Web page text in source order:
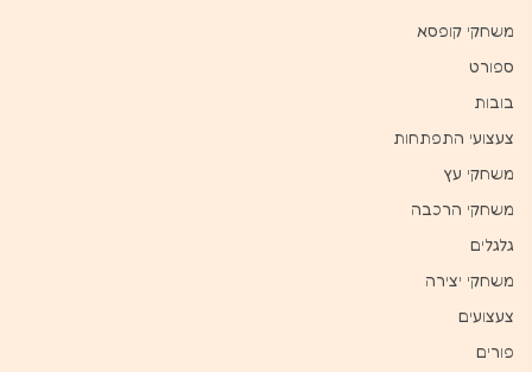
משחקי קופסא
ספורט
בובות
צעצועי התפתחות
משחקי עץ
משחקי הרכבה
גלגלים
משחקי יצירה
צעצועים
פורים